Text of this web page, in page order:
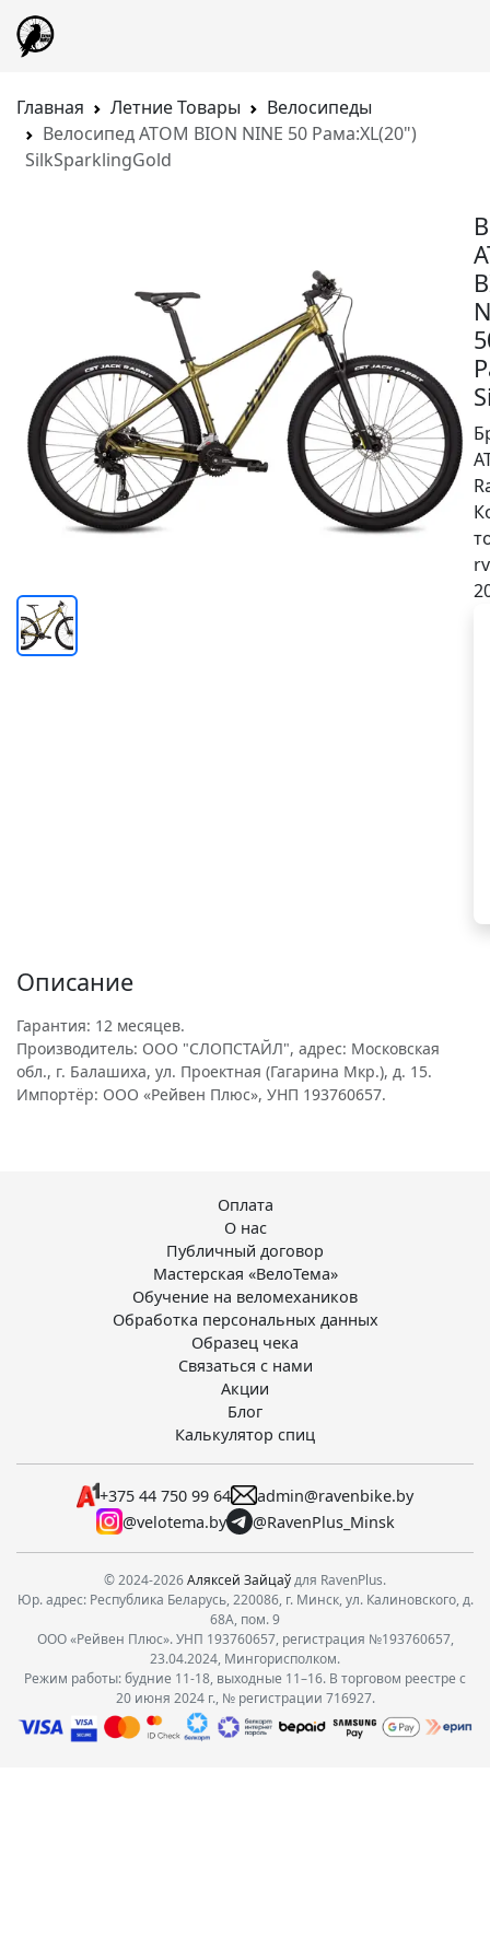
Главная Летние Товары
Велосипеды
Велосипед ATOM BION NINE 50 Рама:XL(20")
SilkSparklingGold
Описание
Гарантия: 12 месяцев.
Производитель: ООО "СЛОПСТАЙЛ", адрес: Московская
обл., г. Балашиха, ул. Проектная (Гагарина Мкр.), д. 15.
Импортёр: ООО «Рейвен Плюс», УНП 193760657.
Оплата
О нас
Публичный договор
Мастерская «ВелоТема»
Обучение на веломехаников
Обработка персональных данных
Образец чека
Связаться с нами
Акции
Блог
Калькулятор спиц
+375 44 750 99 64
admin@ravenbike.by
@velotema.by
@RavenPlus_Minsk
© 2024-2026Аляксей Зайцаўдля RavenPlus.
Юр. адрес: Республика Беларусь, 220086, г. Минск, ул. Калиновского, д.
68А, пом. 9
ООО «Рейвен Плюс». УНП 193760657, регистрация №193760657,
23.04.2024, Мингорисполком.
Режим работы: будние 11-18, выходные 11–16. В торговом реестре с
20 июня 2024 г., № регистрации 716927.